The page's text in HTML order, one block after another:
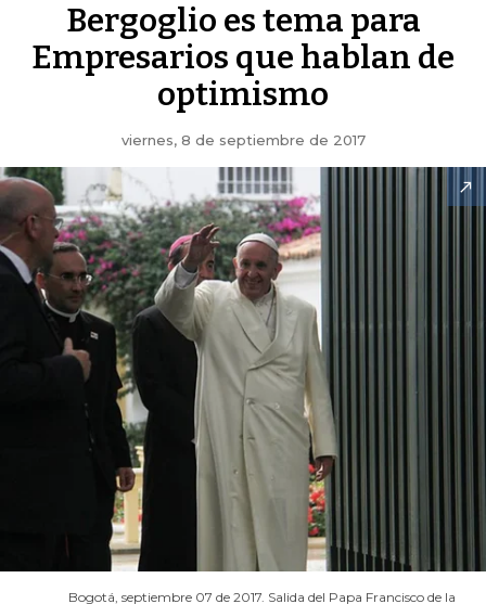
Bergoglio es tema para
Empresarios que hablan de
optimismo
viernes, 8 de septiembre de 2017
Bogotá, septiembre 07 de 2017. Salida del Papa Francisco de la